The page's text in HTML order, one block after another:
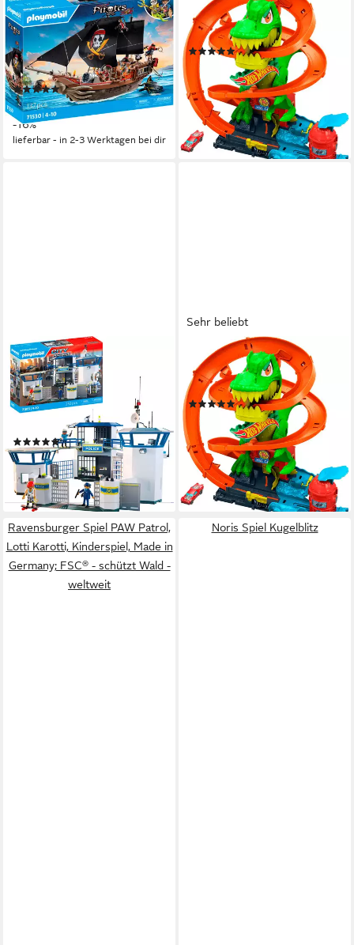
Großes Piratenschiff (71530),
Pirates Konstruktions-
Spielset, (137 St), Made in
Europe
(16)
ab 83,78 € UVP99,99 €
-16%
lieferbar - in 2-3 Werktagen bei dir
Autorennbahn Hot Wheels
City T-Rex-Feuerschlacht
(20)
ab 31,99 € UVP39,99 €
-20%
lieferbar - in 1-2 Werktagen bei dir
PLAYMOBIL®
Polizei-Kommandozentrale
(71873), Action Heroes
Konstruktions-Spielset, (253
St), Made in Europe
(4)
ab 64,50 € UVP99,99 €
-35%
lieferbar - in 2-3 Werktagen bei dir
Sehr beliebt
HOT WHEELS
Autorennbahn Hot Wheels
City T-Rex-Feuerschlacht
(20)
ab 31,99 € UVP39,99 €
-20%
lieferbar - in 1-2 Werktagen bei dir
Ravensburger Spiel PAW Patrol,
Lotti Karotti, Kinderspiel, Made in
Germany; FSC® - schützt Wald -
weltweit
Noris Spiel Kugelblitz